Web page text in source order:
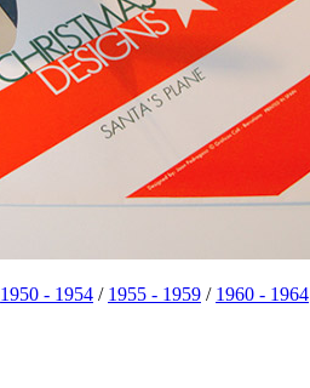
1950 - 1954 / 1955 - 1959 / 1960 - 1964